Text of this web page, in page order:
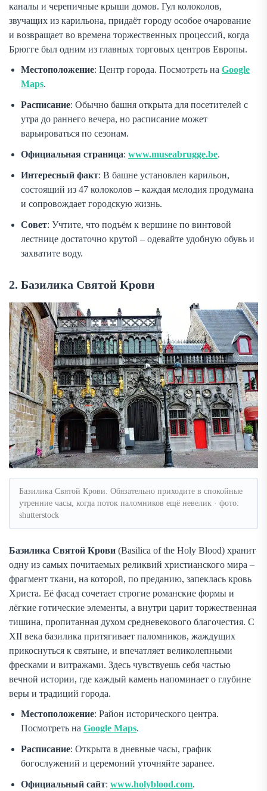
каналы и черепичные крыши домов. Гул колоколов,
звучащих из карильона, придаёт городу особое очарование
и возвращает во времена торжественных процессий, когда
Брюгге был одним из главных торговых центров Европы.
Местоположение: Центр города. Посмотреть на Google
Maps.
Расписание: Обычно башня открыта для посетителей с
утра до раннего вечера, но расписание может
варьироваться по сезонам.
Официальная страница: www.museabrugge.be.
Интересный факт: В башне установлен карильон,
состоящий из 47 колоколов – каждая мелодия продумана
и сопровождает городскую жизнь.
Совет: Учтите, что подъём к вершине по винтовой
лестнице достаточно крутой – одевайте удобную обувь и
захватите воду.
2. Базилика Святой Крови
Базилика Святой Крови. Обязательно приходите в спокойные
утренние часы, когда поток паломников ещё невелик · фото:
shutterstock
Базилика Святой Крови (Basilica of the Holy Blood) хранит
одну из самых почитаемых реликвий христианского мира –
фрагмент ткани, на которой, по преданию, запеклась кровь
Христа. Её фасад сочетает строгие романские формы и
лёгкие готические элементы, а внутри царит торжественная
тишина, пропитанная духом средневекового благочестия. С
XII века базилика притягивает паломников, жаждущих
прикоснуться к святыне, и впечатляет великолепными
фресками и витражами. Здесь чувствуешь себя частью
вечной истории, где каждый камень напоминает о глубине
веры и традиций города.
Местоположение: Район исторического центра.
Посмотреть на Google Maps.
Расписание: Открыта в дневные часы, график
богослужений и церемоний уточняйте заранее.
Официальный сайт: www.holyblood.com.